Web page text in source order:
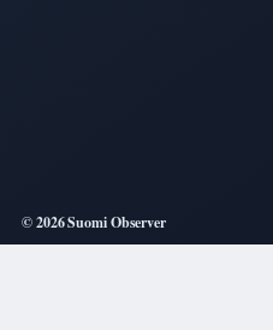
© 2026 Suomi Observer